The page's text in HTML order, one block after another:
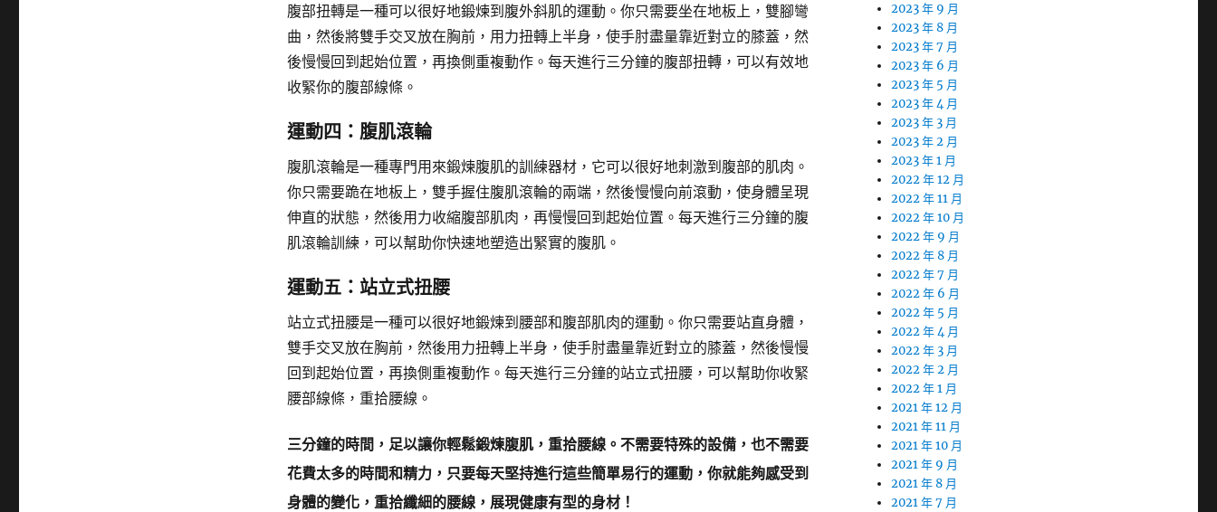
腹部扭轉是一種可以很好地鍛煉到腹外斜肌的運動。你只需要坐在地板上，雙腳彎
曲，然後將雙手交叉放在胸前，用力扭轉上半身，使手肘盡量靠近對立的膝蓋，然
後慢慢回到起始位置，再換側重複動作。每天進行三分鐘的腹部扭轉，可以有效地
收緊你的腹部線條。
運動四：腹肌滾輪
腹肌滾輪是一種專門用來鍛煉腹肌的訓練器材，它可以很好地刺激到腹部的肌肉。
你只需要跪在地板上，雙手握住腹肌滾輪的兩端，然後慢慢向前滾動，使身體呈現
伸直的狀態，然後用力收縮腹部肌肉，再慢慢回到起始位置。每天進行三分鐘的腹
肌滾輪訓練，可以幫助你快速地塑造出緊實的腹肌。
運動五：站立式扭腰
站立式扭腰是一種可以很好地鍛煉到腰部和腹部肌肉的運動。你只需要站直身體，
雙手交叉放在胸前，然後用力扭轉上半身，使手肘盡量靠近對立的膝蓋，然後慢慢
回到起始位置，再換側重複動作。每天進行三分鐘的站立式扭腰，可以幫助你收緊
腰部線條，重拾腰線。
三分鐘的時間，足以讓你輕鬆鍛煉腹肌，重拾腰線。不需要特殊的設備，也不需要
花費太多的時間和精力，只要每天堅持進行這些簡單易行的運動，你就能夠感受到
身體的變化，重拾纖細的腰線，展現健康有型的身材！
2023 年 9 月
2023 年 8 月
2023 年 7 月
2023 年 6 月
2023 年 5 月
2023 年 4 月
2023 年 3 月
2023 年 2 月
2023 年 1 月
2022 年 12 月
2022 年 11 月
2022 年 10 月
2022 年 9 月
2022 年 8 月
2022 年 7 月
2022 年 6 月
2022 年 5 月
2022 年 4 月
2022 年 3 月
2022 年 2 月
2022 年 1 月
2021 年 12 月
2021 年 11 月
2021 年 10 月
2021 年 9 月
2021 年 8 月
2021 年 7 月